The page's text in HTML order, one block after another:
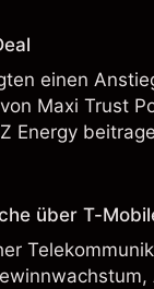
einen
Maxi Trust
Energy
ist kein
über T-